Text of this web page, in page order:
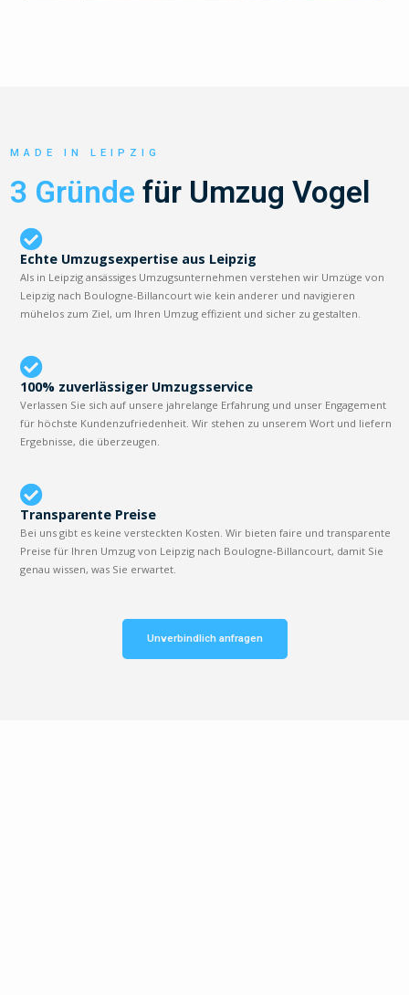
MADE IN LEIPZIG
3 Gründe für Umzug Vogel
Echte Umzugsexpertise aus Leipzig
Als in Leipzig ansässiges Umzugsunternehmen verstehen wir Umzüge von
Leipzig nach Boulogne-Billancourt wie kein anderer und navigieren
mühelos zum Ziel, um Ihren Umzug effizient und sicher zu gestalten.
100% zuverlässiger Umzugsservice
Verlassen Sie sich auf unsere jahrelange Erfahrung und unser Engagement
für höchste Kundenzufriedenheit. Wir stehen zu unserem Wort und liefern
Ergebnisse, die überzeugen.
Transparente Preise
Bei uns gibt es keine versteckten Kosten. Wir bieten faire und transparente
Preise für Ihren Umzug von Leipzig nach Boulogne-Billancourt, damit Sie
genau wissen, was Sie erwartet.
Unverbindlich anfragen